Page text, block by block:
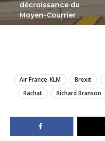
décroissance du
Moyen-Courrier
Air France-KLM Brexit
Rachat
Richard Branson